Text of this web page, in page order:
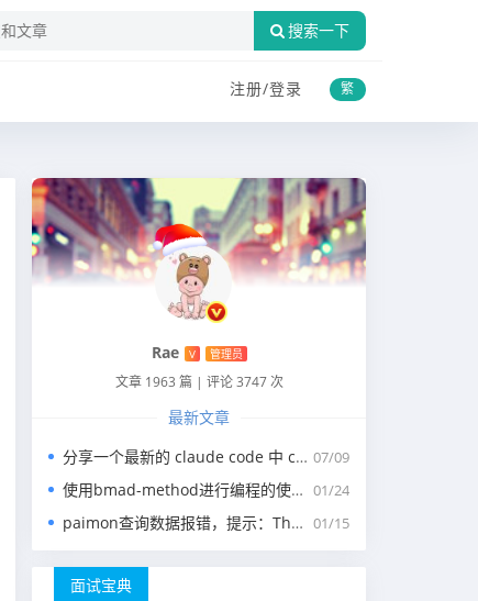
搜索一下
注册/登录 繁
Rae V 管理员
文章 1963 篇 | 评论 3747 次
最新文章
07/09
分享一个最新的 claude code 中 claude.md 写代码的规约文件
01/24
使用bmad-method进行编程的使用指南
01/15
paimon查询数据报错，提示：The specified scan snapshotId 15845 is out of available snapshotId range [17875, 178
面试宝典